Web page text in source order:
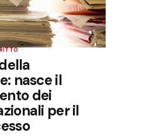
nasce il
dei
per il